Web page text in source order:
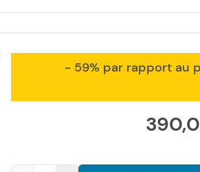
- 59% par rapport au